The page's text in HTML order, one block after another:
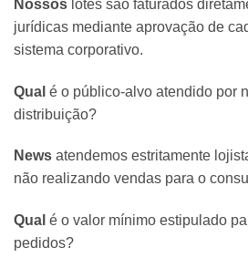
Nossos lotes são faturados
jurídicas mediante aprovação de
sistema corporativo.
Qual é o público-alvo atendido por
distribuição?
News atendemos estritamente
não realizando vendas para o
Qual é o valor mínimo estipulado
pedidos?